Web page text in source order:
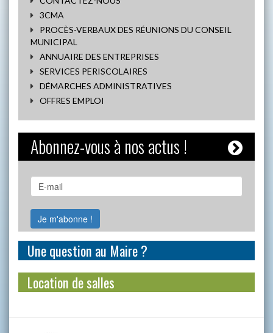
3CMA
PROCÈS-VERBAUX DES RÉUNIONS DU CONSEIL
MUNICIPAL
ANNUAIRE DES ENTREPRISES
SERVICES PERISCOLAIRES
DÉMARCHES ADMINISTRATIVES
OFFRES EMPLOI
Abonnez-vous à nos actus !
Une question au Maire ?
Location de salles